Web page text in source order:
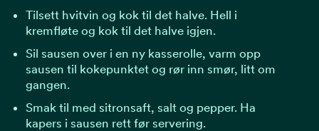
Tilsett hvitvin og kok til det halve. Hell i
kremfløte og kok til det halve igjen.
Sil sausen over i en ny kasserolle, varm opp
sausen til kokepunktet og rør inn smør, litt om
gangen.
Smak til med sitronsaft, salt og pepper. Ha
kapers i sausen rett før servering.